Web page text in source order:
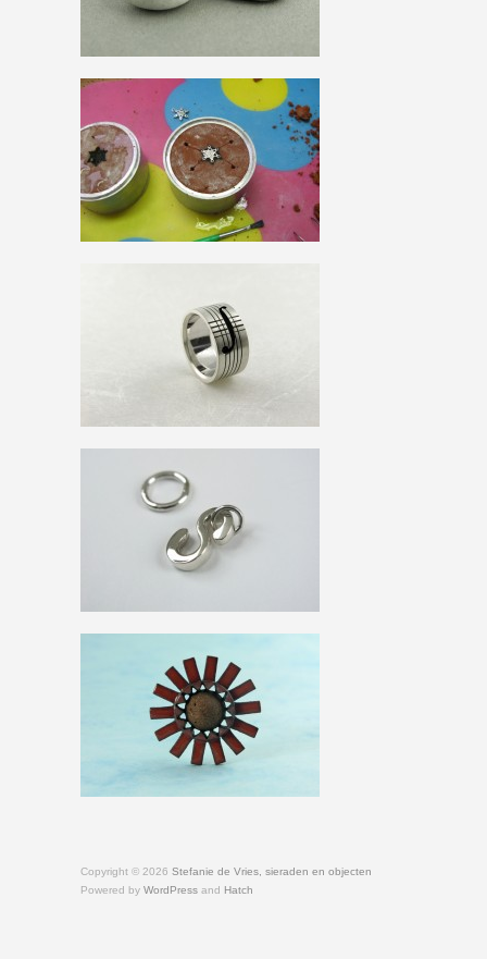
Copyright © 2026 Stefanie de Vries, sieraden en objecten
Powered by WordPress and Hatch